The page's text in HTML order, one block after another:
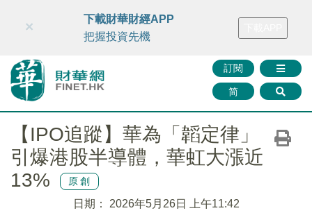
財華智庫網 FINTV FINMETA 財華證券 媒體矩陣
訂閱
简
×
下載財華財經APP
把握投資先機
【IPO追蹤】華為「韜定律」
引爆港股半導體，華虹大漲近
13%
原創
日期： 2026年5月26日 上午11:42